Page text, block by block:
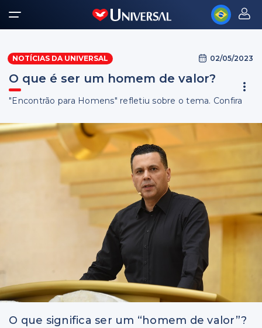
NOTÍCIAS DA UNIVERSAL 02/05/2023
O que é ser um homem de valor?
"Encontrão para Homens" refletiu sobre o tema. Confira
O que significa ser um “homem de valor”?